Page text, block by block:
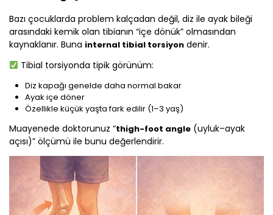
Bazı çocuklarda problem kalçadan değil, diz ile ayak bileği
arasındaki kemik olan tibianın “içe dönük” olmasından
kaynaklanır. Buna internal tibial torsiyon denir.
Tibial torsiyonda tipik görünüm:
Diz kapağı genelde daha normal bakar
Ayak içe döner
Özellikle küçük yaşta fark edilir (1–3 yaş)
Muayenede doktorunuz “thigh-foot angle (uyluk–ayak
açısı)” ölçümü ile bunu değerlendirir.